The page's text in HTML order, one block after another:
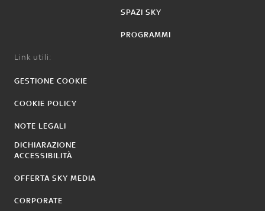
SPAZI SKY
PROGRAMMI
Link utili:
GESTIONE COOKIE
COOKIE POLICY
NOTE LEGALI
DICHIARAZIONE
ACCESSIBILITÀ
OFFERTA SKY MEDIA
CORPORATE